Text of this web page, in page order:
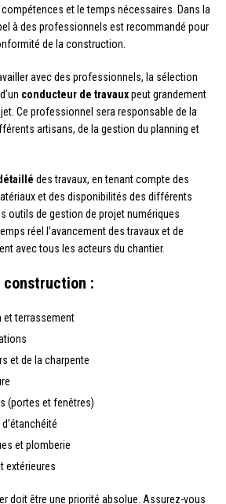
et le temps nécessaires. Dans la
à des professionnels est recommandé pour
de la construction.
avec des professionnels, la sélection
conducteur de travauxpeut grandement
Ce professionnel sera responsable de la
artisans, de la gestion du planning et
des travaux, en tenant compte des
et des disponibilités des différents
outils de gestion de projet numériques
réel l’avancement des travaux et de
avec tous les acteurs du chantier.
construction :
et terrassement
et de la charpente
(portes et fenêtres)
et plomberie
extérieures
doit être une priorité absolue. Assurez-vous